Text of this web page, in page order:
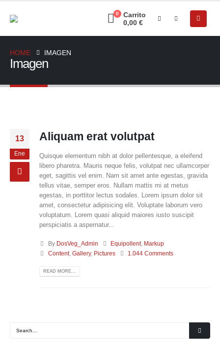
0
Carrito
0,00 €
HOME IMAGEN
Imagen
13
Ene
Aliquam erat volutpat
Quisque elementum nibh at dolor pellentesque, a eleifend
libero pharetra. Mauris neque felis, volutpat nec ullamcorper
eget, sagittis vel enim. Nam sit amet ante egestas, gravida
tellus vitae, semper eros. Nullam mattis mi at metus
egestas, in porttitor lectus sodales. Lorem ipsum dolor sit
amet, consectetur adipisicing elit. Voluptate laborum vero
voluptatum. Lorem quasi aliquid maiores iusto suscipit
perspiciatis a aspernatur...
By DosVeg_Admin Equipollent, Markup
Content, Gallery, Pictures 1.044 Comments
READ MORE...